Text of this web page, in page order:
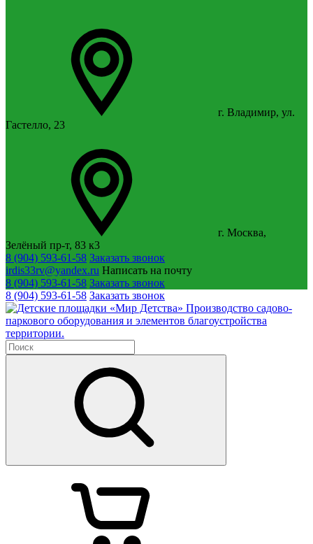
г. Владимир, ул.
Гастелло, 23
г. Москва,
Зелёный пр-т, 83 к3
8 (904) 593-61-58 Заказать звонок
irdis33rv@yandex.ru Написать на почту
8 (904) 593-61-58 Заказать звонок
8 (904) 593-61-58 Заказать звонок
Производство садово-
паркового оборудования и элементов благоустройства
территории.